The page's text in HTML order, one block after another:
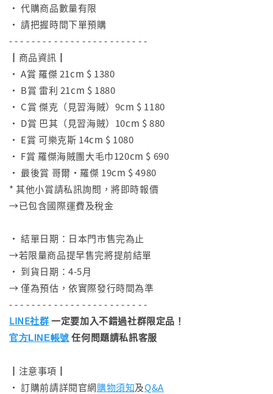
• 代購商品數量有限
• 請把握時間下單預購
- - - - - - - - - - - - - - - - - - - - - - - - -
┃商品資訊┃
• A賞 羅傑 21cm $ 1380
• B賞 雷利 21cm $ 1880
• C賞 傑克（見習海賊）9cm $ 1180
• D賞 巴其（見習海賊）10cm $ 880
• E賞 可樂克斯 14cm $ 1080
• F賞 羅傑海賊團大毛巾120cm $ 690
• 最後賞 哥爾·羅傑 19cm $ 4980
* 其他小賞請私訊詢問，將即時報價
→已包含國際運費及稅金
• 結單日期：日本門市售完為止
→若限量商品提早售完將提前結單
• 到貨日期：4-5月
→ 僅為預估，依實際發行時間為準
- - - - - - - - - - - - - - - - - - - - - - - - -
LINE社群一定要加入不錯過社群限定品！
官方LINE帳號 任何問題請私訊客服
┃注意事項┃
• 訂購前請詳閱官網購物須知及Q&A